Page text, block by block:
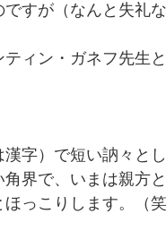
すが（なんと失礼
ィン・ガネフ先生
字）で短い訥々と
界で、いまは親方
っこりします。（笑